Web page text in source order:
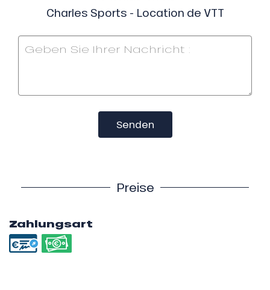
Charles Sports - Location de VTT
Senden
Preise
Zahlungsart